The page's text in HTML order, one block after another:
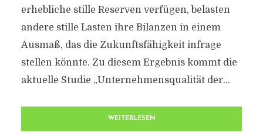
erhebliche stille Reserven verfügen, belasten
andere stille Lasten ihre Bilanzen in einem
Ausmaß, das die Zukunftsfähigkeit infrage
stellen könnte. Zu diesem Ergebnis kommt die
aktuelle Studie „Unternehmensqualität der...
WEITERLESEN